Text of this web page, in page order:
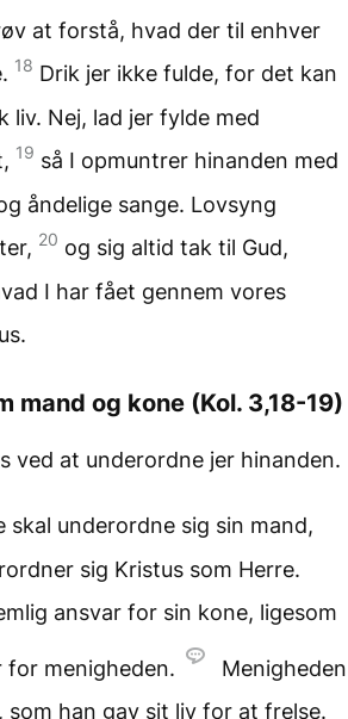
at forstå, hvad der til enhver
18 Drik jer ikke fulde, for det kan
liv. Nej, lad jer fylde med
19 så I opmuntrer hinanden med
åndelige sange. Lovsyng
20 og sig altid tak til Gud,
I har fået gennem vores
mand og kone (Kol. 3,18-19)
ved at underordne jer hinanden.
skal underordne sig sin mand,
sig Kristus som Herre.
ansvar for sin kone, ligesom
for menigheden.
Menigheden
som han gav sit liv for at frelse.